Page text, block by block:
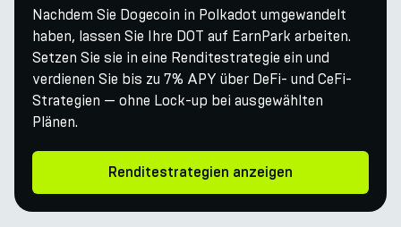
Nachdem Sie Dogecoin in Polkadot umgewandelt
haben, lassen Sie Ihre DOT auf EarnPark arbeiten.
Setzen Sie sie in eine Renditestrategie ein und
verdienen Sie bis zu 7% APY über DeFi- und CeFi-
Strategien — ohne Lock-up bei ausgewählten
Plänen.
Renditestrategien anzeigen